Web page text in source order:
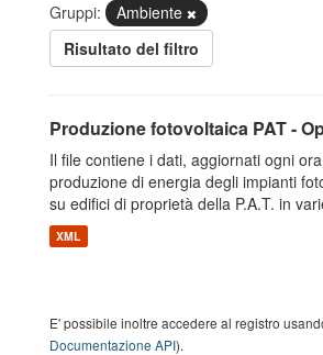
Gruppi:
Ambiente
Risultato del filtro
Produzione fotovoltaica PAT -
Il file contiene i dati, aggiornati ogni
produzione di energia degli impianti
su edifici di proprietà della P.A.T. in
XML
E' possibile inoltre accedere al registro
Documentazione API).